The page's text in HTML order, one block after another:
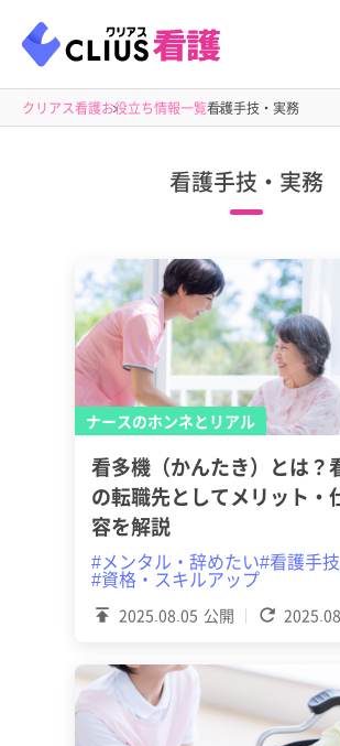
クリアス看護お役立ち情報一覧看護手技・実務
看護手技・実務
ナースのホンネとリアル
2025.08.05 公開
看多機（かんたき）とは？
の転職先としてメリット・
容を解説
#メンタル・辞めたい#看護手
#資格・スキルアップ